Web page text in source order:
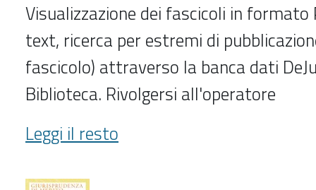
Visualizzazione dei fascicoli in formato
text, ricerca per estremi di
fascicolo) attraverso la banca dati
Biblioteca. Rivolgersi all'operatore
Giurisprudenza
costituzionale
Leggi il resto